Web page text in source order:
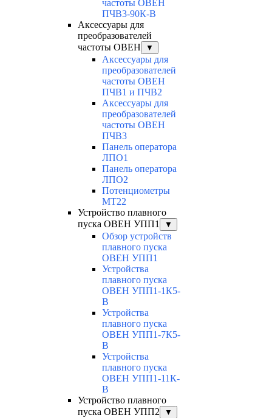
частоты ОВЕН
ПЧВ3-90К-В
Аксессуары для
преобразователей
частоты ОВЕН
▼
Аксессуары для
преобразователей
частоты ОВЕН
ПЧВ1 и ПЧВ2
Аксессуары для
преобразователей
частоты ОВЕН
ПЧВ3
Панель оператора
ЛПО1
Панель оператора
ЛПО2
Потенциометры
MT22
Устройство плавного
пуска ОВЕН УПП1
▼
Обзор устройств
плавного пуска
ОВЕН УПП1
Устройства
плавного пуска
ОВЕН УПП1-1К5-
В
Устройства
плавного пуска
ОВЕН УПП1-7К5-
В
Устройства
плавного пуска
ОВЕН УПП1-11К-
В
Устройство плавного
пуска ОВЕН УПП2
▼